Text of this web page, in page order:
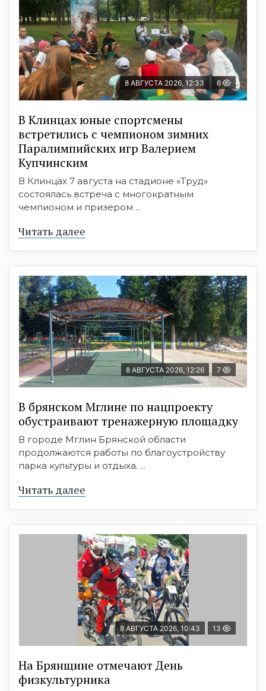
8 АВГУСТА 2026, 12:33 6
В Клинцах юные спортсмены
встретились с чемпионом зимних
Паралимпийских игр Валерием
Купчинским
В Клинцах 7 августа на стадионе «Труд»
состоялась встреча с многократным
чемпионом и призером ...
Читать далее
8 АВГУСТА 2026, 12:26 7
В брянском Мглине по нацпроекту
обустраивают тренажерную площадку
В городе Мглин Брянской области
продолжаются работы по благоустройству
парка культуры и отдыха. ...
Читать далее
8 АВГУСТА 2026, 10:43 13
На Брянщине отмечают День
физкультурника